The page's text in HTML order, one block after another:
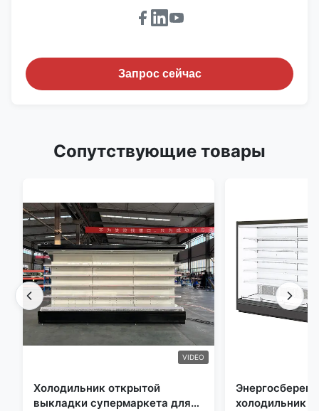
Запрос сейчас
Сопутствующие товары
VIDEO
Холодильник открытой
выкладки супермаркета для
холодильник